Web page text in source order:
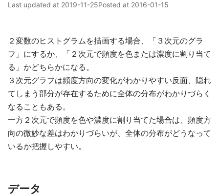
Last updated at 2019-11-25Posted at 2016-01-15
２変数のヒストグラムを描画する場合、「３次元のグラ
フ」にするか、「２次元で頻度を色または濃度に割り当て
る」かどちらかになる。
３次元グラフは頻度方向の変化がわかりやすい反面、隠れ
てしまう部分が存在するために全体の分布がわかりづらく
なることもある。
一方２次元で頻度を色や濃度に割り当てた場合は、頻度方
向の微妙な差はわかりづらいが、全体の分布がどうなって
いるか把握しやすい。
データ